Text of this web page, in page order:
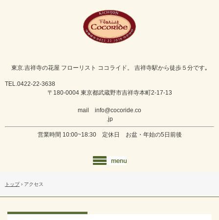
東京.吉祥寺の花屋 フローリスト ココライド。 吉祥寺駅から徒歩５分です｡
TEL.0422-22-3638
〒180-0004 東京都武蔵野市吉祥寺本町2-17-13
mail info@cocoride.co
.jp
営業時間 10:00~18:30 定休日 お盆・年始の5日前後
トップ › アクセス